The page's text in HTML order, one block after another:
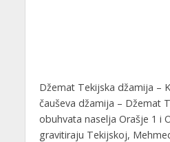
Džemat Tekijska džamija –
čauševa džamija – Džemat
obuhvata naselja Orašje 1 i
gravitiraju Tekijskoj,